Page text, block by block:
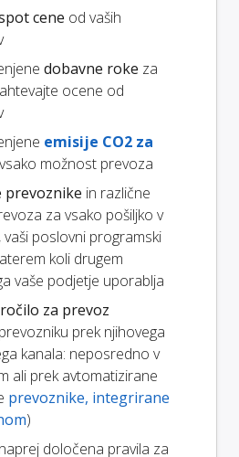
cene od vaših
dobavne roke za
ocene od
emisije CO2 za
možnost prevoza
prevoznike in različne
za vsako pošiljko v
poslovni programski
koli drugem
vaše podjetje uporablja
za prevoz
prek njihovega
kanala: neposredno v
ali prek avtomatizirane
prevoznike, integrirane
)
določena pravila za